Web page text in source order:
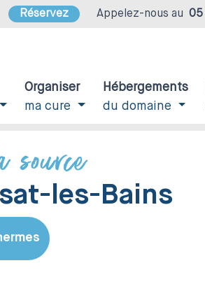
Réservez Appelez-nous au 05
Organiser
ma cure
Hébergements
du domaine
les-Bains